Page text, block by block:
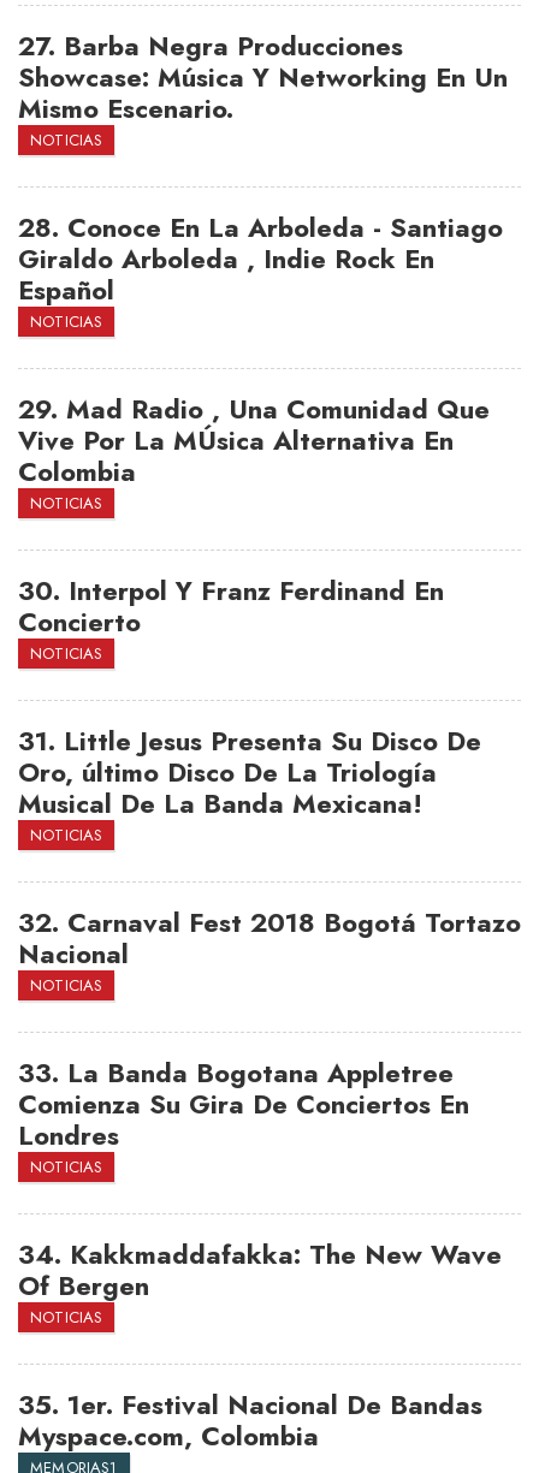
27. Barba Negra Producciones
Showcase: Música Y Networking En Un
Mismo Escenario.
NOTICIAS
28. Conoce En La Arboleda - Santiago
Giraldo Arboleda , Indie Rock En
Español
NOTICIAS
29. Mad Radio , Una Comunidad Que
Vive Por La MÚsica Alternativa En
Colombia
NOTICIAS
30. Interpol Y Franz Ferdinand En
Concierto
NOTICIAS
31. Little Jesus Presenta Su Disco De
Oro, último Disco De La Triología
Musical De La Banda Mexicana!
NOTICIAS
32. Carnaval Fest 2018 Bogotá Tortazo
Nacional
NOTICIAS
33. La Banda Bogotana Appletree
Comienza Su Gira De Conciertos En
Londres
NOTICIAS
34. Kakkmaddafakka: The New Wave
Of Bergen
NOTICIAS
35. 1er. Festival Nacional De Bandas
Myspace.com, Colombia
MEMORIAS1